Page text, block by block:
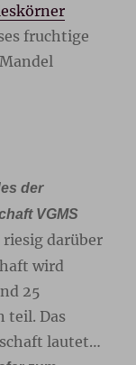
fruchtige
der
VGMS
darüber
wird
25
teil. Das
lautet…